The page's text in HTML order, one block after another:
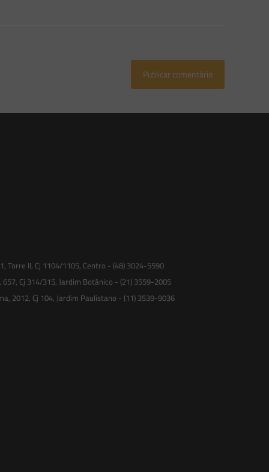
Torre II, Cj 1104/1105, Centro - (48) 3024-5590
Cj 314/315, Jardim Botânico - (21) 3559-2005
2012, Cj 104, Jardim Paulistano - (11) 3539-9036